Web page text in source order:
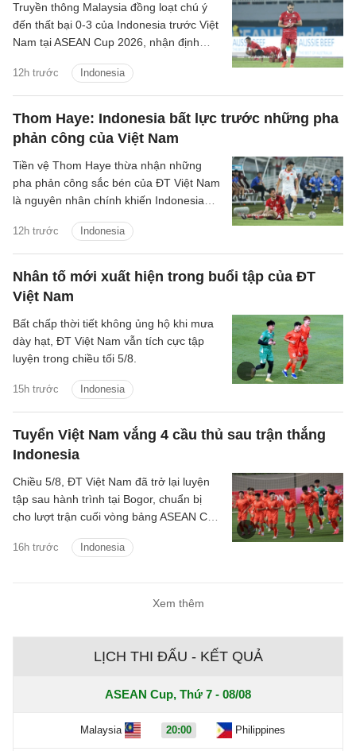
12h trước Indonesia
Truyền thông Malaysia đồng loạt chú ý
đến thất bại 0-3 của Indonesia trước Việt
Nam tại ASEAN Cup 2026, nhận định
khu vực.
Thom Haye: Indonesia bất lực trước những pha
phản công của Việt Nam
12h trước Indonesia
Tiền vệ Thom Haye thừa nhận những
pha phản công sắc bén của ĐT Việt Nam
là nguyên nhân chính khiến Indonesia
bảng A ASEAN Cup 2026.
Nhân tố mới xuất hiện trong buổi tập của ĐT
Việt Nam
15h trước Indonesia
Bất chấp thời tiết không ủng hộ khi mưa
dày hạt, ĐT Việt Nam vẫn tích cực tập
luyện trong chiều tối 5/8.
Tuyển Việt Nam vắng 4 cầu thủ sau trận thắng
Indonesia
16h trước Indonesia
Chiều 5/8, ĐT Việt Nam đã trở lại luyện
tập sau hành trình tại Bogor, chuẩn bị
cho lượt trận cuối vòng bảng ASEAN Cup
Xem thêm
LỊCH THI ĐẤU - KẾT QUẢ
ASEAN Cup, Thứ 7 - 08/08
Malaysia 20:00 Philippines